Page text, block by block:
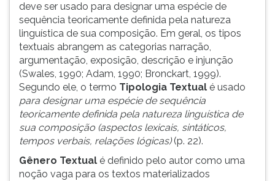
deve ser usado para designar uma espécie de
sequência teoricamente definida pela natureza
linguística de sua composição. Em geral, os tipos
textuais abrangem as categorias narração,
argumentação, exposição, descrição e injunção
(Swales, 1990; Adam, 1990; Bronckart, 1999).
Segundo ele, o termo Tipologia Textual é usado
para designar uma espécie de sequência
teoricamente definida pela natureza linguística de
sua composição (aspectos lexicais, sintáticos,
tempos verbais, relações lógicas)(p. 22).
Gênero Textual é definido pelo autor como uma
noção vaga para os textos materializados